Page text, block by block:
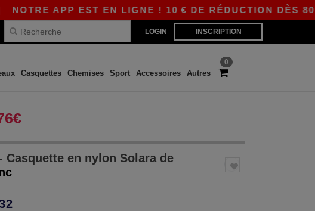
APP EST EN LIGNE ! 10 € DE RÉDUCTION DÈS 80 €
LOGIN INSCRIPTION
0
Casquettes Chemises Sport Accessoires Autres
Casquette en nylon Solara de